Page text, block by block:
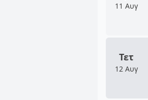
11 Αυγ
Τετ
12 Αυγ